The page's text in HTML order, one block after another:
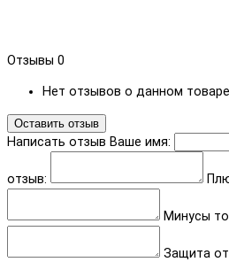
Отзывы 0
Нет отзывов о данном
Оставить отзыв
Написать отзыв Ваше имя:
отзыв:
Минусы
Защита